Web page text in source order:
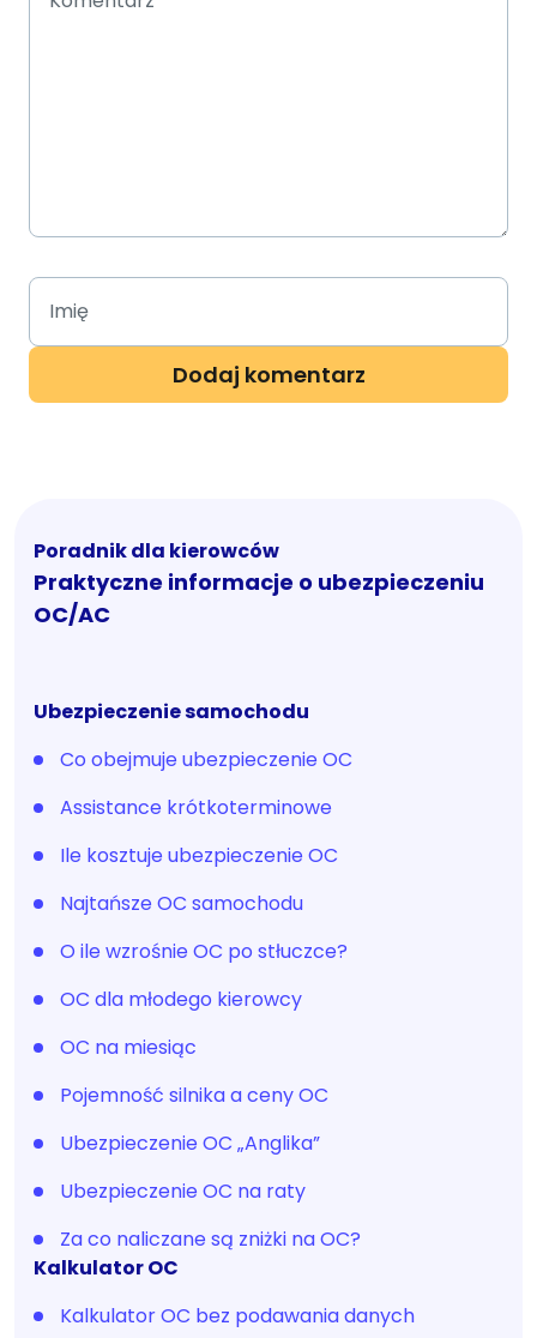
Poradnik dla kierowców
Praktyczne informacje o ubezpieczeniu
OC/AC
Ubezpieczenie samochodu
Co obejmuje ubezpieczenie OC
Assistance krótkoterminowe
Ile kosztuje ubezpieczenie OC
Najtańsze OC samochodu
O ile wzrośnie OC po stłuczce?
OC dla młodego kierowcy
OC na miesiąc
Pojemność silnika a ceny OC
Ubezpieczenie OC „Anglika”
Ubezpieczenie OC na raty
Za co naliczane są zniżki na OC?
Kalkulator OC
Kalkulator OC bez podawania danych